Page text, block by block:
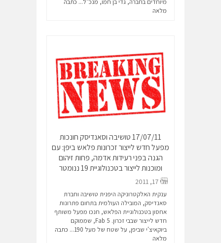
מלאה
17/07/11 טושיבה וסאנדיסק חונכות
מפעל חדש לייצור זכרונות פלאש ביפן: עם
הגנה בפני רעידות אדמה, פחות זיהום
ומוכנות לייצור בטכנולוגיית 19 ננומטר
יולי 17, 2011
ענקית האלקטרוניקה היפנית טושיבה וחברת
סאנדיסק, המובילה העולמית בתחום פתרונות
אחסון בטכנולוגיית הפלאש, חנכו מפעל משותף
חדש לייצור שבבי זכרון. Fab 5, שממוקם
ביוקאיצ'י שביפן, על שטח של מעל 190...
כתבה
מלאה